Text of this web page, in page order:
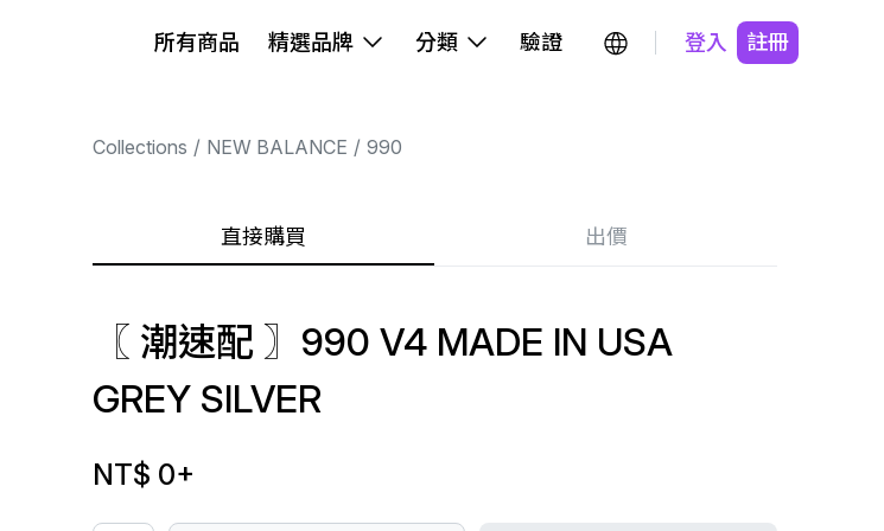
所有商品 精選品牌 分類 驗證 登入 註冊
Collections NEW BALANCE 990
直接購買 出價
〖 潮速配 〗990 V4 MADE IN USA
GREY SILVER
NT$ 0+